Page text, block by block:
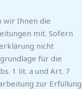
wir Ihnen die
mit. Sofern
nicht
für die
1 lit. a und Art. 7
zur Erfüllung